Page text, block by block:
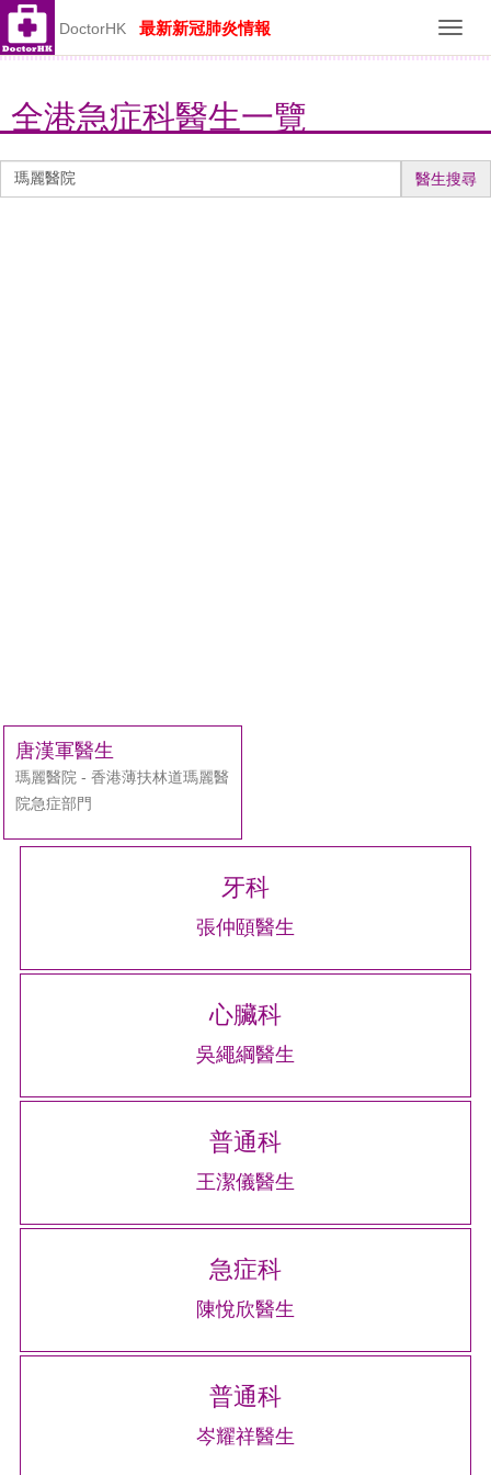
DoctorHK 最新新冠肺炎情報
全港急症科醫生一覽
生
醫生搜尋
唐漢軍醫生
瑪麗醫院 - 香港薄扶林道瑪麗醫
院急症部門
牙科
張仲頤醫生
心臟科
吳繩綱醫生
普通科
王潔儀醫生
急症科
陳悅欣醫生
普通科
岑耀祥醫生